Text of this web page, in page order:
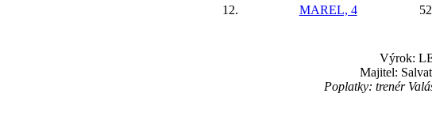
12.
MAREL, 4
Výrok:
Majitel:
Poplatky: trenér